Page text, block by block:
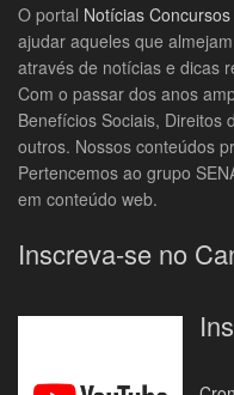
O portal Notícias Concursos
ajudar aqueles que
através de notícias e dicas
Com o passar dos anos
Benefícios Sociais, Direitos
outros. Nossos conteúdos
Pertencemos ao grupo
em conteúdo web.
Inscreva-se no